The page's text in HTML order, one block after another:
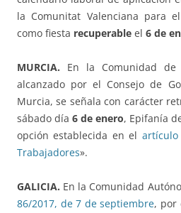
la Comunitat Valenciana para
como fiesta recuperable el 6 de
MURCIA. En la Comunidad de
alcanzado por el Consejo de
Murcia, se señala con carácter
sábado día 6 de enero, Epifanía
opción establecida en el
Trabajadores».
GALICIA. En la Comunidad
86/2017, de 7 de septiembre, por